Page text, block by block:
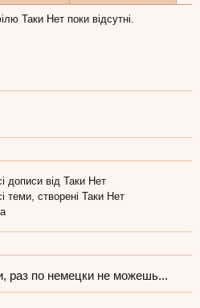
Таки Нет поки відсутні.
дописи від Таки Нет
теми, створені Таки Нет
раз по немецки не можешь...